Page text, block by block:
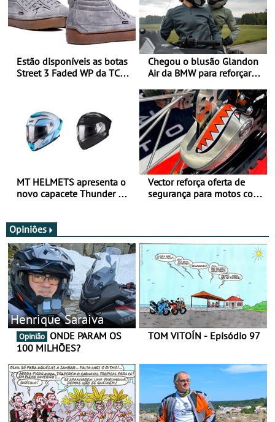
Estão disponíveis as botas
Street 3 Faded WP da TCX
Chegou o blusão Glandon
Air da BMW para reforçar
verão
MT HELMETS apresenta o
novo capacete Thunder 4 R
Vector reforça oferta de
segurança para motos com
Opiniões
Henrique Saraiva
Opinião
100 MILHÕES?
TOM VITOÍN - Episódio 97